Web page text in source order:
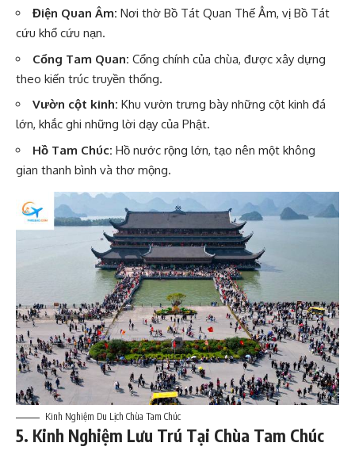
Điện Quan Âm: Nơi thờ Bồ Tát Quan Thế Âm, vị Bồ Tát
cứu khổ cứu nạn.
Cổng Tam Quan: Cổng chính của chùa, được xây dựng
theo kiến trúc truyền thống.
Vườn cột kinh: Khu vườn trưng bày những cột kinh đá
lớn, khắc ghi những lời dạy của Phật.
Hồ Tam Chúc: Hồ nước rộng lớn, tạo nên một không
gian thanh bình và thơ mộng.
Kinh Nghiệm Du Lịch Chùa Tam Chúc
5. Kinh Nghiệm Lưu Trú Tại Chùa Tam Chúc